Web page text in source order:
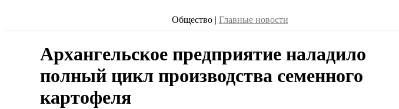
Общество | Главные новости
Архангельское предприятие наладило
полный цикл производства семенного
картофеля